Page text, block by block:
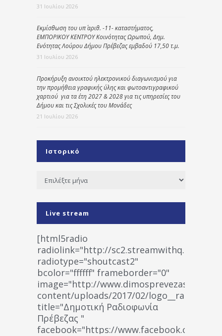
31 Ιουλίου 2026
Εκμίσθωση του υπ΄ αριθ. -11- καταστήματος,
ΕΜΠΟΡΙΚΟΥ ΚΕΝΤΡΟΥ Κοινότητας Ωρωπού, Δημ.
Ενότητας Λούρου Δήμου Πρέβεζας εμβαδού 17,50 τ.μ.
31 Ιουλίου 2026
Προκήρυξη ανοικτού ηλεκτρονικού διαγωνισμού για
την προμήθεια γραφικής ύλης και φωτοαντιγραφικού
χαρτιού για τα έτη 2027 & 2028 για τις υπηρεσίες του
Δήμου και τις Σχολικές του Μονάδες
21 Ιουλίου 2026
Ιστορικό
Ιστορικό
Live stream
[html5radio
radiolink="http://
radiotype="shoutcast2"
bcolor="ffffff" frameborder="0"
image="http://www.dimosprevezas.gr/wp-
content/uploads/2017/02/
title="Δημοτική Ραδιοφωνία
Πρέβεζας "
facebook="https://www.facebook.com/